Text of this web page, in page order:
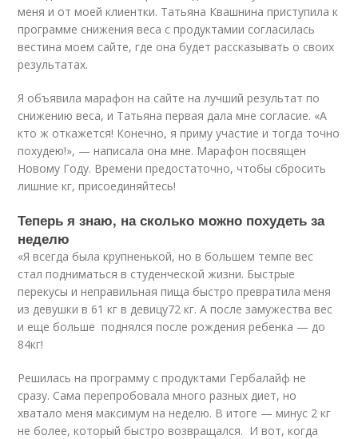
меня и от моей клиентки. Татьяна Квашнина приступила к
программе снижения веса с продуктамии согласилась
вестина моем сайте, где она будет рассказывать о своих
результатах.
Я объявила марафон на сайте на лучший результат по
снижению веса, и Татьяна первая дала мне согласие. «А
кто ж откажется! Конечно, я приму участие и тогда точно
похудею!», — написала она мне. Марафон посвящен
Новому Году. Времени предостаточно, чтобы сбросить
лишние кг, присоединяйтесь!
Теперь я знаю, на сколько можно похудеть за
неделю
«Я всегда была крупненькой, но в большем темпе вес
стал подниматься в студенческой жизни. Быстрые
перекусы и неправильная пища быстро превратила меня
из девушки в 61 кг в девицу72 кг. А после замужества вес
и еще больше поднялся после рождения ребенка — до
84кг!
Решилась на программу с продуктами Гербалайф не
сразу. Сама перепробовала много разных диет, но
хватало меня максимум на неделю. В итоге — минус 2 кг
не более, который быстро возвращался. И вот, когда